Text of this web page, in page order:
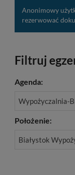
Anonimowy
rezerwować
Filtruj
Agenda:
Wypożyczalnia-
Położenie:
Białystok